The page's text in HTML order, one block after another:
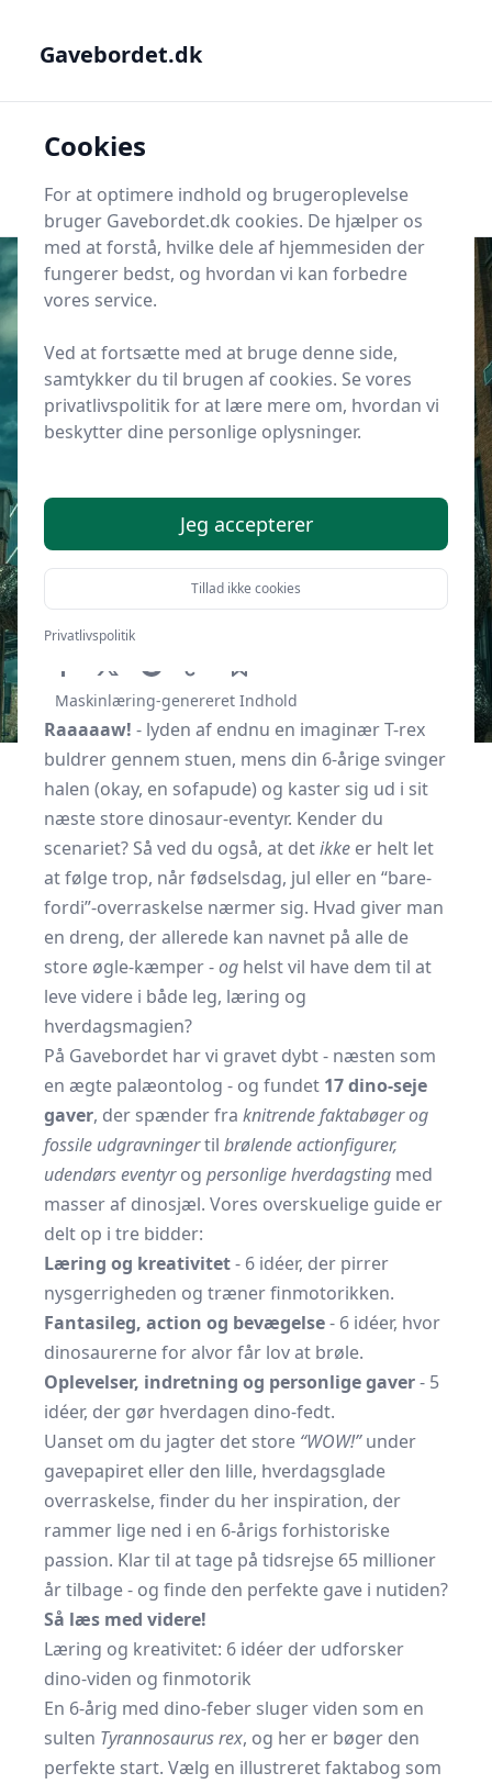
Søg
17 gaveidéer til en dreng på 6 år
der elsker dinosaurer
Af Gavebordet.dk
Maskinlæring-genereret Indhold
Raaaaaw! - lyden af endnu en imaginær T-rex
buldrer gennem stuen, mens din 6-årige svinger
halen (okay, en sofapude) og kaster sig ud i sit
næste store dinosaur-eventyr. Kender du
scenariet? Så ved du også, at detikke er helt let
at følge trop, når fødselsdag, jul eller en “bare-
fordi”-overraskelse nærmer sig. Hvad giver man
en dreng, der allerede kan navnet på alle de
store øgle-kæmper -og helst vil have dem til at
leve videre i både leg, læring og
hverdagsmagien?
På Gavebordet har vi gravet dybt - næsten som
en ægte palæontolog - og fundet 17 dino-seje
gaver, der spænder fra knitrende faktabøger og
fossile udgravningertil brølende actionfigurer,
udendørs eventyrog personlige hverdagsting med
masser af dinosjæl. Vores overskuelige guide er
delt op i tre bidder:
Læring og kreativitet- 6 idéer, der pirrer
nysgerrigheden og træner finmotorikken.
Fantasileg, action og bevægelse- 6 idéer, hvor
dinosaurerne for alvor får lov at brøle.
Oplevelser, indretning og personlige gaver- 5
idéer, der gør hverdagen dino-fedt.
Uanset om du jagter det store “WOW!”under
gavepapiret eller den lille, hverdagsglade
overraskelse, finder du her inspiration, der
rammer lige ned i en 6-årigs forhistoriske
passion. Klar til at tage på tidsrejse 65 millioner
år tilbage - og finde den perfekte gave i nutiden?
Så læs med videre!
Læring og kreativitet: 6 idéer der udforsker
dino-viden og finmotorik
En 6-årig med dino-feber sluger viden som en
sulten Tyrannosaurus rex, og her er bøger den
perfekte start. Vælg en illustreret faktabog som
Gavebordet.dk
Cookies
For at optimere indhold og brugeroplevelse
bruger Gavebordet.dk cookies. De hjælper os
med at forstå, hvilke dele af hjemmesiden der
fungerer bedst, og hvordan vi kan forbedre
vores service.
Ved at fortsætte med at bruge denne side,
samtykker du til brugen af cookies. Se vores
privatlivspolitik for at lære mere om, hvordan vi
beskytter dine personlige oplysninger.
Jeg accepterer
Tillad ikke cookies
Privatlivspolitik